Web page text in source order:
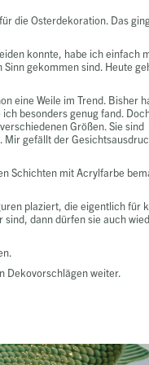
die Osterdekoration. Das
konnte, habe ich einfach
gekommen sind. Heute
eine Weile im Trend. Bisher
besonders genug fand.
Größen. Sie sind
gefällt der
Schichten mit Acrylfarbe
plaziert, die eigentlich für
sind, dann dürfen sie auch
Dekovorschlägen weiter.